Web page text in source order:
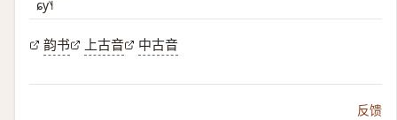
ɕy˥˧
韵书 上古音 中古音
反馈